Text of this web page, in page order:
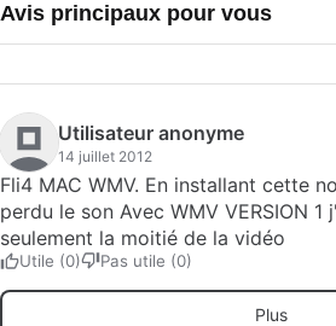
Avis principaux pour vous
Utilisateur anonyme
14 juillet 2012
Fli4 MAC WMV. En installant cette
perdu le son Avec WMV VERSION 1
seulement la moitié de la vidéo
Utile (0) Pas utile (0)
Plus